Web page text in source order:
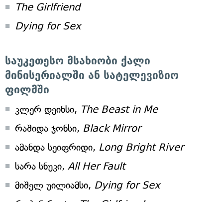
The Girlfriend
Dying for Sex
საუკეთესო მსახიობი ქალი
მინისერიალში ან სატელევიზიო
ფილმში
კლერ დეინსი, The Beast in Me
რაშიდა ჯონსი, Black Mirror
ამანდა სეიფრიდი, Long Bright River
სარა სნუკი, All Her Fault
მიშელ უილიამსი, Dying for Sex